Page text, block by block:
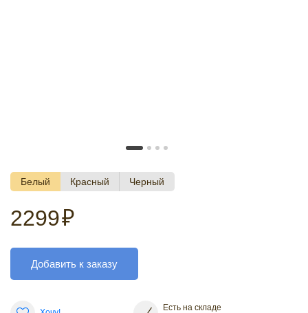
Белый Красный Черный
2299₽
Добавить к заказу
Есть на складе